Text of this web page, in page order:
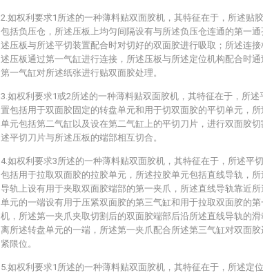
2.如权利要求1所述的一种薄料贴双面胶机，其特征在于，所述贴
包括负压仓，所述压板上均匀间隔设有与所述负压仓连通的第一通
述压板与所述平切装置配合时对切好的双面胶进行吸取；所述连接
述压板通过第一气缸进行连接，所述压板与所述定位机构配合时通
第一气缸对所述纸张进行贴双面胶处理。
3.如权利要求1或2所述的一种薄料贴双面胶机，其特征在于，所述
置包括用于双面胶固定的转盘单元和用于切双面胶的平切单元，所
单元包括第二气缸以及设在第二气缸上的平切刀片，进行双面胶切
述平切刀片与所述压板的端部相互切合。
4.如权利要求3所述的一种薄料贴双面胶机，其特征在于，所述平
包括用于拉取双面胶的拉胶单元，所述拉胶单元包括直线导轨，所
导轨上设有用于夹取双面胶端部的第一夹爪，所述直线导轨靠近所
单元的一端设有用于压紧双面胶的第三气缸和用于拉取双面胶的第
机，所述第一夹爪夹取切割后的双面胶端部后沿所述直线导轨的滑
离所述转盘单元的一端，所述第一夹爪配合所述第三气缸对双面胶
紧限位。
5.如权利要求1所述的一种薄料贴双面胶机，其特征在于，所述定